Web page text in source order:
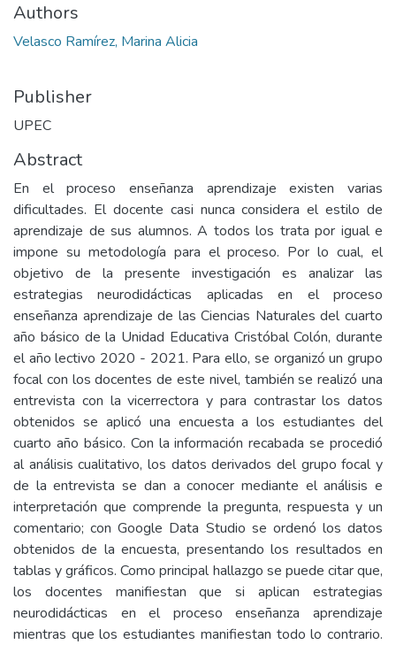
Authors
Velasco Ramírez, Marina Alicia
Publisher
UPEC
Abstract
En el proceso enseñanza aprendizaje existen varias
dificultades. El docente casi nunca considera el estilo de
aprendizaje de sus alumnos. A todos los trata por igual e
impone su metodología para el proceso. Por lo cual, el
objetivo de la presente investigación es analizar las
estrategias neurodidácticas aplicadas en el proceso
enseñanza aprendizaje de las Ciencias Naturales del cuarto
año básico de la Unidad Educativa Cristóbal Colón, durante
el año lectivo 2020 - 2021. Para ello, se organizó un grupo
focal con los docentes de este nivel, también se realizó una
entrevista con la vicerrectora y para contrastar los datos
obtenidos se aplicó una encuesta a los estudiantes del
cuarto año básico. Con la información recabada se procedió
al análisis cualitativo, los datos derivados del grupo focal y
de la entrevista se dan a conocer mediante el análisis e
interpretación que comprende la pregunta, respuesta y un
comentario; con Google Data Studio se ordenó los datos
obtenidos de la encuesta, presentando los resultados en
tablas y gráficos. Como principal hallazgo se puede citar que,
los docentes manifiestan que si aplican estrategias
neurodidácticas en el proceso enseñanza aprendizaje
mientras que los estudiantes manifiestan todo lo contrario.